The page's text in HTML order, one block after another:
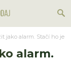
jako alarm. Stačí ho
alarm.